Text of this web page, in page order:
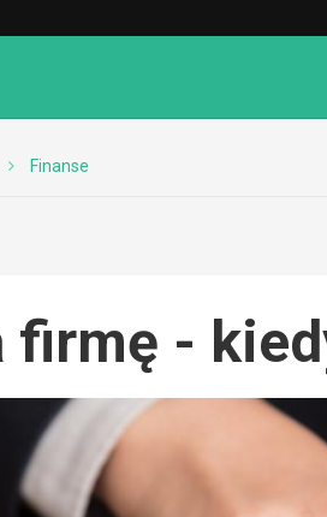
Finanse
firmę -